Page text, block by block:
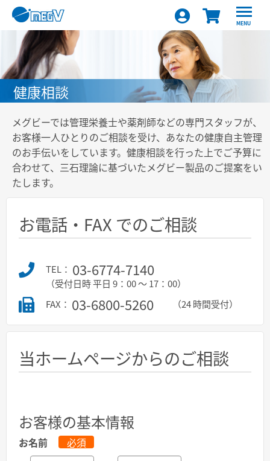
MENU
健康相談
メグビーでは管理栄養士や薬剤師などの専門スタッフが、
お客様一人ひとりのご相談を受け、あなたの健康自主管理
のお手伝いをしています。健康相談を行った上でご予算に
合わせて、三石理論に基づいたメグビー製品のご提案をい
たします。
お電話・FAX でのご相談
TEL： 03-6774-7140
（受付日時 平日 9：00 ～ 17：00）
FAX： 03-6800-5260 （24 時間受付）
当ホームページからのご相談
お客様の基本情報
お名前 必須